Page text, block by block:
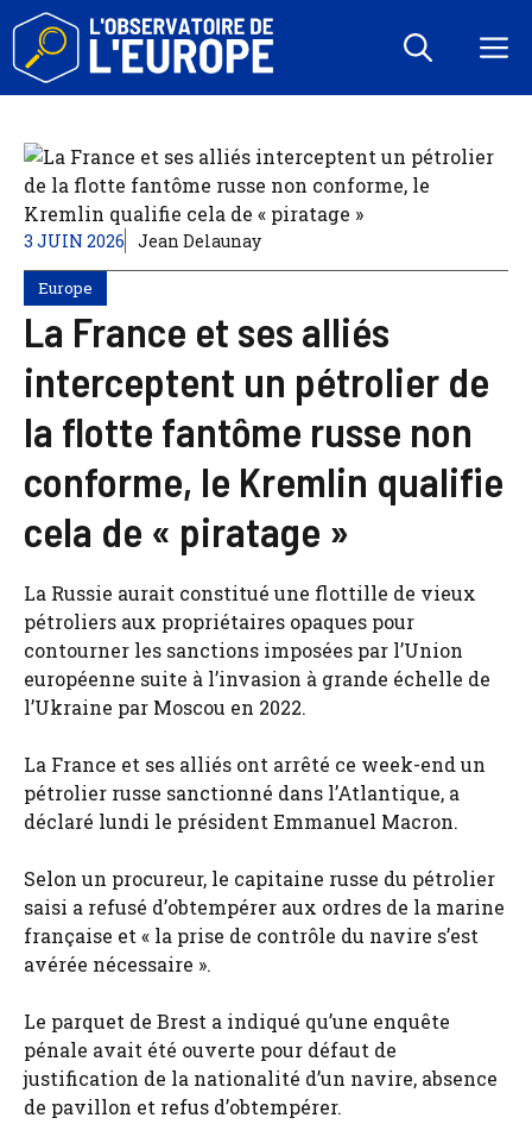
Aller
contenu
3 JUIN 2026 Jean Delaunay
Europe
La France et ses alliés
interceptent un pétrolier de
la flotte fantôme russe non
conforme, le Kremlin qualifie
cela de « piratage »
La Russie aurait constitué une flottille de vieux
pétroliers aux propriétaires opaques pour
contourner les sanctions imposées par l’Union
européenne suite à l’invasion à grande échelle de
l’Ukraine par Moscou en 2022.
La France et ses alliés ont arrêté ce week-end un
pétrolier russe sanctionné dans l’Atlantique, a
déclaré lundi le président Emmanuel Macron.
Selon un procureur, le capitaine russe du pétrolier
saisi a refusé d’obtempérer aux ordres de la marine
française et « la prise de contrôle du navire s’est
avérée nécessaire ».
Le parquet de Brest a indiqué qu’une enquête
pénale avait été ouverte pour défaut de
justification de la nationalité d’un navire, absence
de pavillon et refus d’obtempérer.